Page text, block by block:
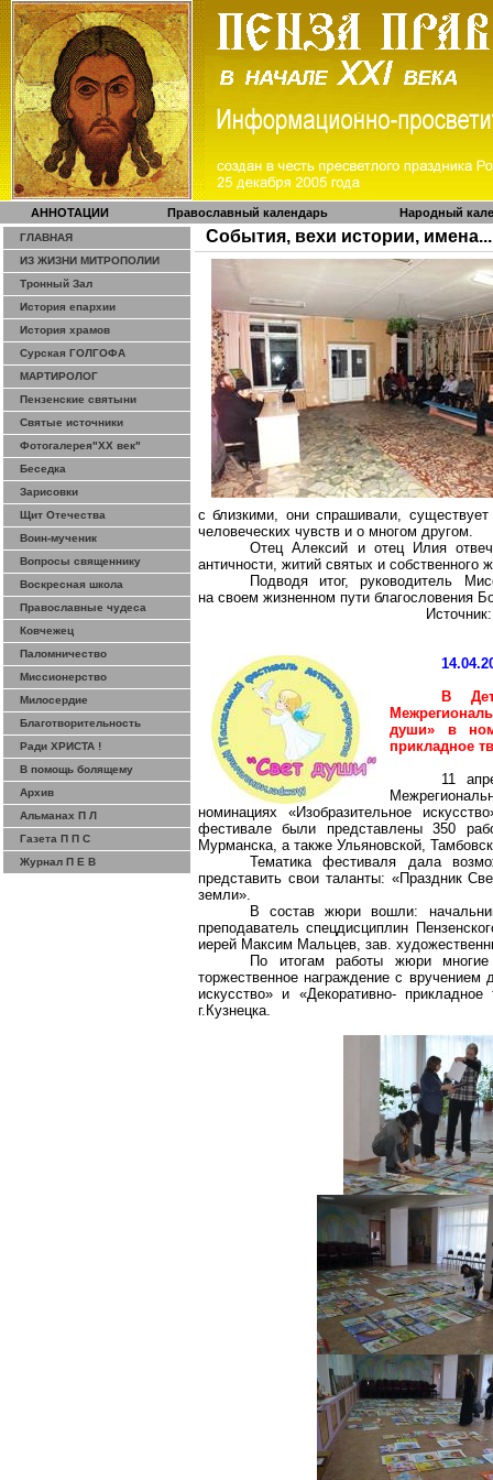
АННОТАЦИИ Православный календарь Народный
ГЛАВНАЯ
ИЗ ЖИЗНИ МИТРОПОЛИИ
Тронный Зал
История епархии
История храмов
Сурская ГОЛГОФА
МАРТИРОЛОГ
Пензенские святыни
Святые источники
Фотогалерея"ХХ век"
Беседка
Зарисовки
Щит Отечества
Воин-мученик
Вопросы священнику
Воскресная школа
Православные чудеса
Ковчежец
Паломничество
Миссионерство
Милосердие
Благотворительность
Ради ХРИСТА !
В помощь болящему
Архив
Альманах П Л
Газета П П С
Журнал П Е В
События, вехи истории, имена...
сблизкими, они спрашивали,
человеческих чувств и о многом другом.
Отец Алексий и отец Илия
античности, житий святых и собственного
Подводя итог, руководитель
на своем жизненном пути благословения
В
души» в
прикладное
11
номинациях «Изобразительное
фестивале были представлены 350
Мурманска, а также Ульяновской,
Тематика фестиваля дала
представить свои таланты: «Праздник
земли».
В состав жюри вошли:
преподавательспецдисциплин
иерей Максим Мальцев, зав.
По итогам работы жюри многие
торжественное награждение с
искусство» и «Декоративно-
г.Кузнецка.